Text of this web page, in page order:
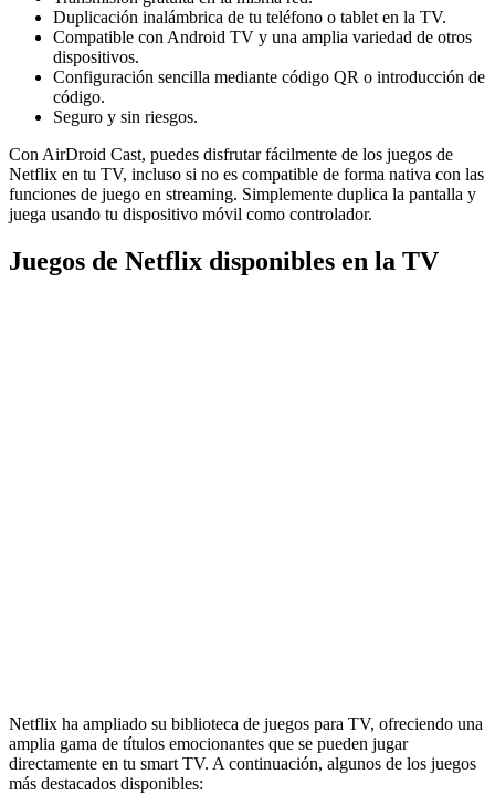
Duplicación inalámbrica de tu teléfono o tablet en la TV.
Compatible con Android TV y una amplia variedad de otros
dispositivos.
Configuración sencilla mediante código QR o introducción de
código.
Seguro y sin riesgos.
Con AirDroid Cast, puedes disfrutar fácilmente de los juegos de
Netflix en tu TV, incluso si no es compatible de forma nativa con las
funciones de juego en streaming. Simplemente duplica la pantalla y
juega usando tu dispositivo móvil como controlador.
Juegos de Netflix disponibles en la TV
Netflix ha ampliado su biblioteca de juegos para TV, ofreciendo una
amplia gama de títulos emocionantes que se pueden jugar
directamente en tu smart TV. A continuación, algunos de los juegos
más destacados disponibles: